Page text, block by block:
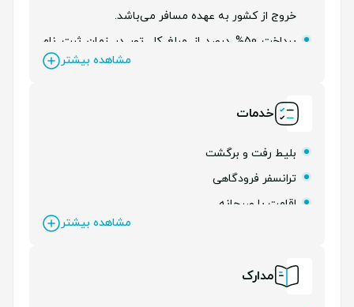
خروج از کشور به عهده مسافر می‌باشد.
پرداخت 50% درصد از مبلغ کل تور در زمان ثبت نام
مشاهده بیشتر
خدمات
بلیط رفت و برگشت
ترانسفر فرودگاهی
اقامت با صبحانه
مشاهده بیشتر
مدارک